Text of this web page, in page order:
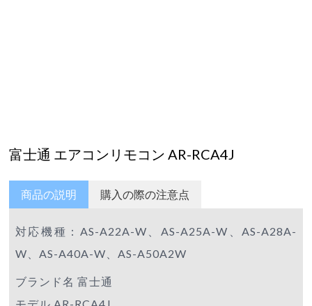
富士通 エアコンリモコン AR-RCA4J
商品の説明
対応機種：AS-A22A-W、AS-A25A-W、AS-A28A-
W、AS-A40A-W、AS-A50A2W
ブランド名 富士通
購入の際の注意点